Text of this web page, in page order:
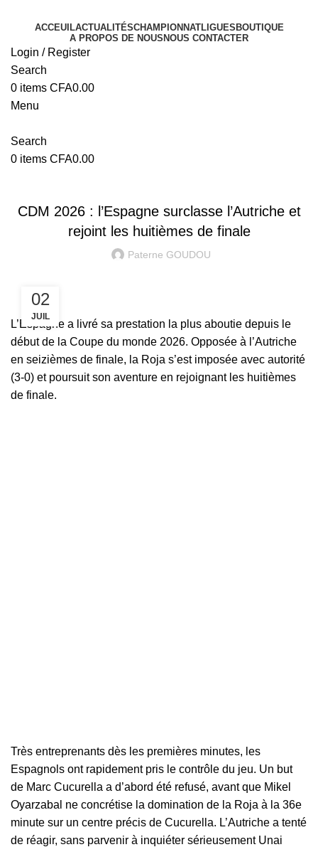
ACCEUILACTUALITÉSCHAMPIONNATLIGUES BOUTIQUE
A PROPOS DE NOUS NOUS CONTACTER
Login / Register
Search
0 items CFA0.00
Menu
Search
0 items CFA0.00
CDM 2026 : l’Espagne surclasse l’Autriche et
rejoint les huitièmes de finale
Paterne GOUDOU
02
JUIL
L’Espagne a livré sa prestation la plus aboutie depuis le
début de la Coupe du monde 2026. Opposée à l’Autriche
en seizièmes de finale, la Roja s’est imposée avec autorité
(3-0) et poursuit son aventure en rejoignant les huitièmes
de finale.
Très entreprenants dès les premières minutes, les
Espagnols ont rapidement pris le contrôle du jeu. Un but
de Marc Cucurella a d’abord été refusé, avant que Mikel
Oyarzabal ne concrétise la domination de la Roja à la 36e
minute sur un centre précis de Cucurella. L’Autriche a tenté
de réagir, sans parvenir à inquiéter sérieusement Unai